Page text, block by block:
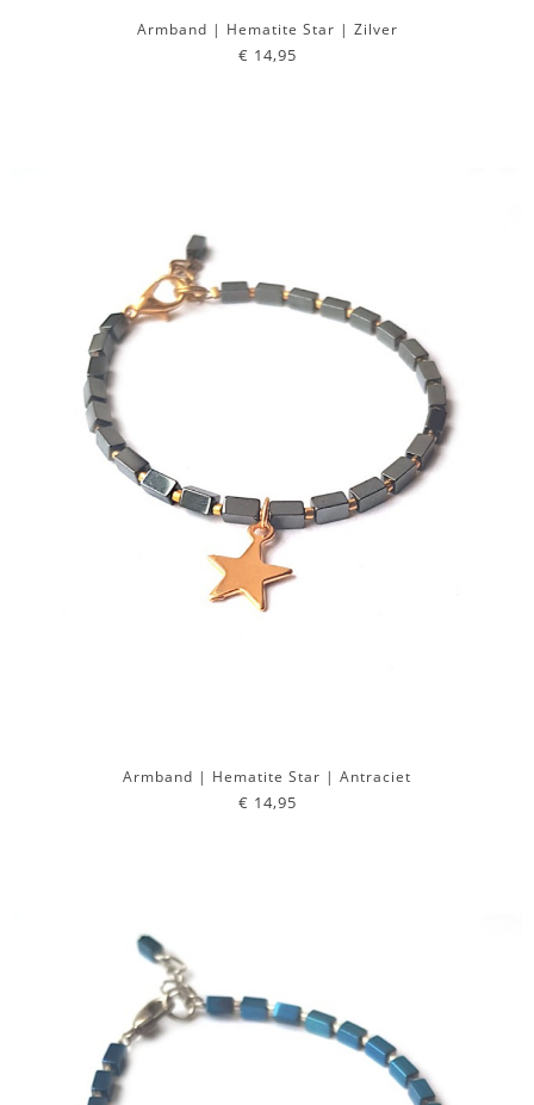
Armband | Hematite Star | Zilver
€ 14,95
Armband | Hematite Star | Antraciet
€ 14,95